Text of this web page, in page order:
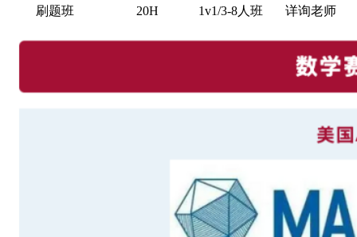
刷题班
20H 1v1/3-8人班 详询老师